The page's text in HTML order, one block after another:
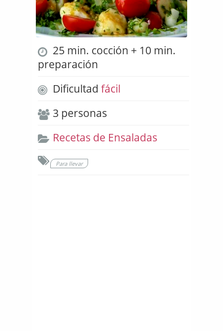
25 min. cocción + 10 min.
preparación
Dificultad fácil
3 personas
Recetas de Ensaladas
Para llevar